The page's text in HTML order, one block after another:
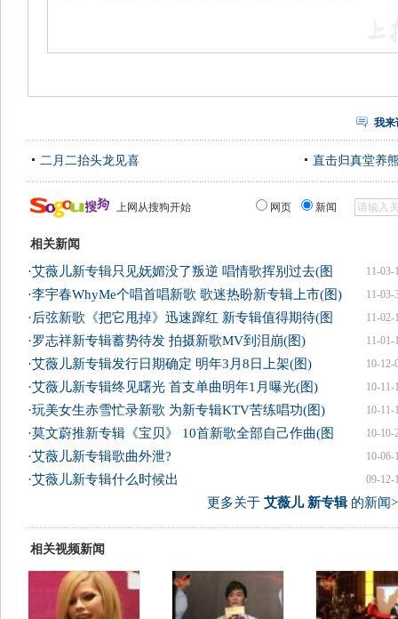
我来
二月二抬头龙见喜 直击归真堂养
上网从搜狗开始 网页 新闻
相关新闻
11-03-
·艾薇儿新专辑只见妩媚没了叛逆 唱情歌挥别过去(图
11-03-
·李宇春WhyMe个唱首唱新歌 歌迷热盼新专辑上市(图)
11-02-
·后弦新歌《把它甩掉》迅速蹿红 新专辑值得期待(图
11-01-
·罗志祥新专辑蓄势待发 拍摄新歌MV到泪崩(图)
10-12-
·艾薇儿新专辑发行日期确定 明年3月8日上架(图)
10-11-
·艾薇儿新专辑终见曙光 首支单曲明年1月曝光(图)
10-11-
·玩美女生赤雪忙录新歌 为新专辑KTV苦练唱功(图)
10-10-
·莫文蔚推新专辑《宝贝》 10首新歌全部自己作曲(图
10-06-
·艾薇儿新专辑歌曲外泄?
09-12-
·艾薇儿新专辑什么时候出
更多关于 艾薇儿 新专辑的新闻
相关视频新闻